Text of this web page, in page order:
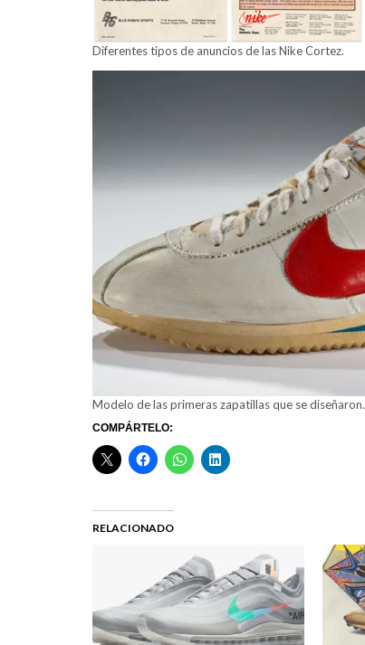
Diferentes tipos de anuncios de las Nike Cortez.
Modelo de las primeras zapatillas que se diseñaron.
COMPÁRTELO:
RELACIONADO